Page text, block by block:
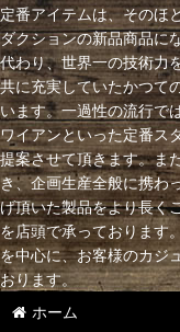
定番アイテムは、そのほ
ダクションの新品商品に
代わり、世界一の技術力
共に充実していたかつて
います。一過性の流行で
ワイアンといった定番ス
提案させて頂きます。ま
き、企画生産全般に携わ
げ頂いた製品をより長く
を店頭で承っております
を中心に、お客様のカジ
おります。
ホーム